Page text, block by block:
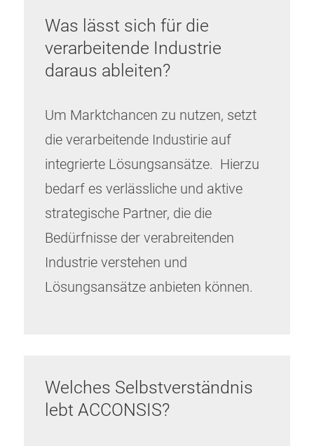
Was lässt sich für die
verarbeitende Industrie
daraus ableiten?
Um Marktchancen zu nutzen, setzt
die verarbeitende Industirie auf
integrierte Lösungsansätze. Hierzu
bedarf es verlässliche und aktive
strategische Partner, die die
Bedürfnisse der verabreitenden
Industrie verstehen und
Lösungsansätze anbieten können.
Welches Selbstverständnis
lebt ACCONSIS?